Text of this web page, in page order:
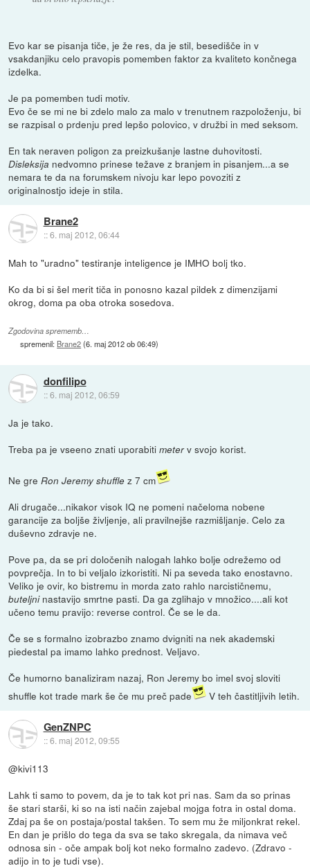
Evo kar se pisanja tiče, je že res, da je stil, besedišče in v
vsakdanjiku celo pravopis pomemben faktor za kvaliteto končnega
izdelka.
Je pa pomemben tudi motiv.
Evo če se mi ne bi zdelo malo za malo v trenutnem razpoloženju, bi
se razpisal o prdenju pred lepšo polovico, v družbi in med seksom.
En tak neraven poligon za preizkušanje lastne duhovitosti.
Disleksija nedvomno prinese težave z branjem in pisanjem...a se
nemara te da na forumskem nivoju kar lepo povoziti z
originalnostjo ideje in stila.
Brane2
::6. maj 2012, 06:44
Mah to "uradno" testiranje inteligence je IMHO bolj tko.
Ko da bi si šel merit tiča in ponosno kazal pildek z dimenzijami
okrog, doma pa oba otroka sosedova.
Zgodovina sprememb…
spremenil: Brane2(6. maj 2012 ob 06:49)
donfilipo
::6. maj 2012, 06:59
Ja je tako.
Treba pa je vseeno znati uporabitimeter v svojo korist.
Ne gre Ron Jeremy shuffle z 7 cm
Ali drugače...nikakor visok IQ ne pomeni načeloma nobene
garancije za boljše življenje, ali pravilnejše razmišljanje. Celo za
duševno zdravje ne.
Pove pa, da se pri določenih nalogah lahko bolje odrežemo od
povprečja. In to bi veljalo izkoristiti. Ni pa seveda tako enostavno.
Veliko je ovir, ko bistremu in morda zato rahlo narcističnemu,
buteljninastavijo smrtne pasti. Da ga zglihajo v množico....ali kot
učeno temu pravijo: reverse control. Če se le da.
Če se s formalno izobrazbo znamo dvigniti na nek akademski
piedestal pa imamo lahko prednost. Veljavo.
Če humorno banaliziram nazaj, Ron Jeremy bo imel svoj sloviti
shuffle kot trade mark še če mu preč pade
V teh častitljivih letih.
GenZNPC
::6. maj 2012, 09:55
@kivi113
Lahk ti samo to povem, da je to tak kot pri nas. Sam da so prinas
še stari starši, ki so na isti način zajebal mojga fotra in ostal doma.
Zdaj pa še on postaja/postal takšen. To sem mu že miljonkrat rekel.
En dan je prišlo do tega da sva se tako skregala, da nimava več
odnosa sin - oče ampak bolj kot neko formalno zadevo. (Zdravo -
adijo in to je tudi vse).